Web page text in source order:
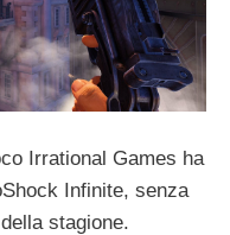
Irrational Games ha
Infinite, senza
stagione.